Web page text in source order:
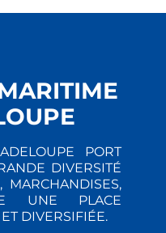
PORT
DIVERSITÉ
MARCHANDISES,
UNE PLACE
DIVERSIFIÉE.